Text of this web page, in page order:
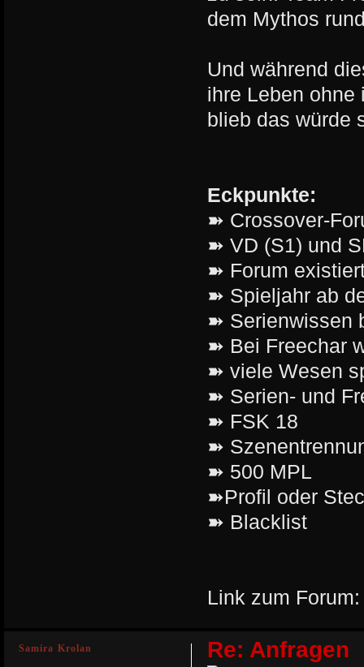
dem Mythos
Und während
ihre Leben ohne
blieb das würde
Eckpunkte:
➽ Crossover-
➽ VD (S1) und
➽ Forum
➽ Spieljahr ab
➽ Serienwissen
➽ Bei Freechar
➽ viele Wesen
➽ Serien- und
➽ FSK 18
➽
➽ 500 MPL
➽Profil oder
➽ Blacklist
Link zum
Re: Anfragen
Samira Krolan